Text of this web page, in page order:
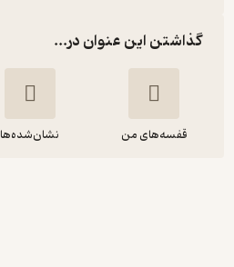
گذاشتن این عنوان در...
قفسه‌های من نشان‌شده‌ها